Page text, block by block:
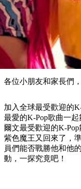
陸
和
戶
外
按
地
區
必
玩
活
動
推
薦
榜
單
規
劃
您
的
旅
資
訊
規
劃
工
具
各位小朋友和家長們
加入全球最受歡迎的
最愛的K-Pop歌曲一
爾文最受歡迎的K-
紫色魔王又回來了，
員們能否戰勝他和他
動，一探究竟吧！